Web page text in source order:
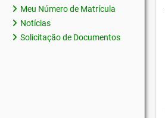
Meu Número de Matrícula
Notícias
Solicitação de Documentos